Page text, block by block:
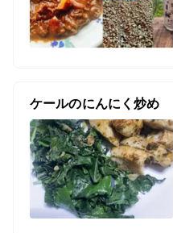
ケールのにんにく炒め